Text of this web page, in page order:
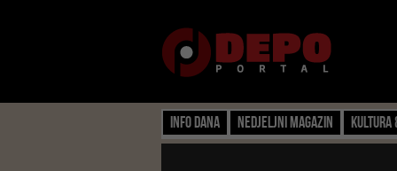
Info dana Nedjeljni magazin Kultura